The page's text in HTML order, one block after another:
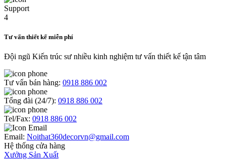
Tư vấn thiết kế miễn phí
Đội ngũ Kiến trúc sư nhiều kinh nghiệm tư vấn thiết kế tận tâm
Tư vấn bán hàng: 0918 886 002
Tổng đài (24/7): 0918 886 002
Tel/Fax: 0918 886 002
Email: Noithat360decorvn@gmail.com
Hệ thống cửa hàng
Xưởng Sản Xuất